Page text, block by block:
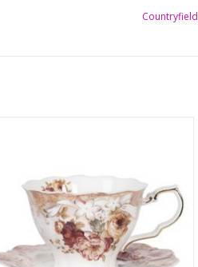
Countryfield
Leuk voor een high-tea
Een geweldig cadeau voor iedere high-tea
liefhebber
TOEVOEGEN AAN WINKELWAGEN